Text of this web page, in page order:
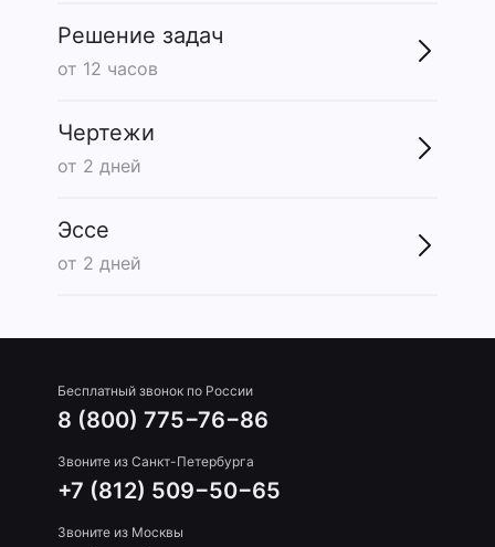
Решение задач
от 12 часов
Чертежи
от 2 дней
Эссе
от 2 дней
Бесплатный звонок по России
8 (800) 775−76−86
Звоните из Санкт-Петербурга
+7 (812) 509−50−65
Звоните из Москвы